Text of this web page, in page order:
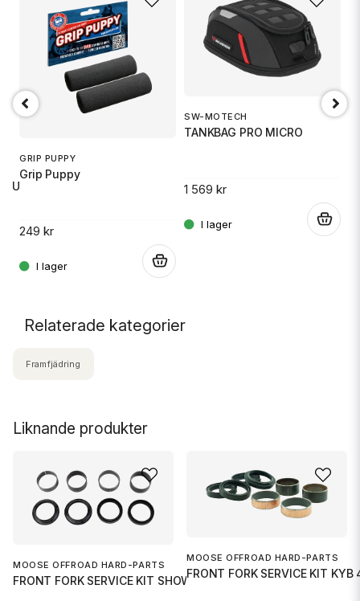
RU
GRIP PUPPY
Grip Puppy
249 kr
SW-MOTECH
TANKBAG PRO MICRO
1 569 kr
Liknande produkter
MOOSE OFFROAD HARD-PARTS
FRONT FORK SERVICE KIT SHOWA 4
MOOSE OFFROAD HARD-PARTS
FRONT FORK SERVICE KIT KYB
Relaterade kategorier
Framfjädring